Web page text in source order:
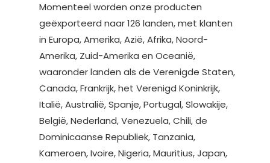
Momenteel worden onze producten
geëxporteerd naar 126 landen, met klanten
in Europa, Amerika, Azië, Afrika, Noord-
Amerika, Zuid-Amerika en Oceanië,
waaronder landen als de Verenigde Staten,
Canada, Frankrijk, het Verenigd Koninkrijk,
Italië, Australië, Spanje, Portugal, Slowakije,
België, Nederland, Venezuela, Chili, de
Dominicaanse Republiek, Tanzania,
Kameroen, Ivoire, Nigeria, Mauritius, Japan,